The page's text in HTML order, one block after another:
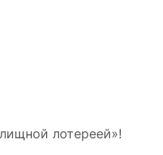
лотереей»!